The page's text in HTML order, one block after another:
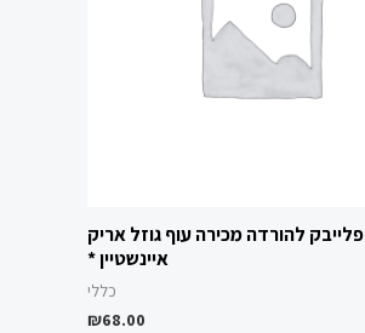
פלייבק להורדה מכירה עוף גוזל אריק
איינשטיין *
כללי
₪68.00